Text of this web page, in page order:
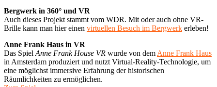
Bergwerk in 360° und VR
Auch dieses Projekt stammt vom WDR. Mit oder auch ohne VR-
Brille kann man hier einen virtuellen Besuch im Bergwerk erleben!
Anne Frank Haus in VR
Das SpielAnne Frank House VR wurde von demAnne Frank Haus
in Amsterdam produziert und nutzt Virtual-Reality-Technologie, um
eine möglichst immersive Erfahrung der historischen
Räumlichkeiten zu ermöglichen.